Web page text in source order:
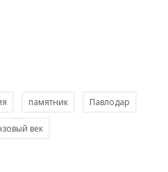
памятник Павлодар
век